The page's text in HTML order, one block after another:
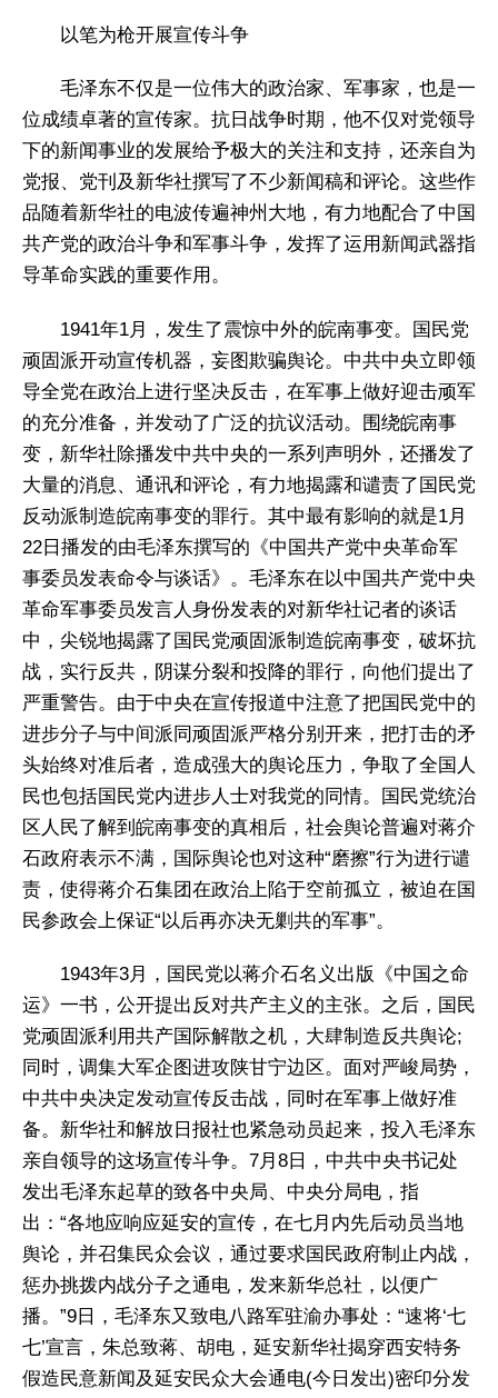
以笔为枪开展宣传斗争
毛泽东不仅是一位伟大的政治家、军事家，也是一
位成绩卓著的宣传家。抗日战争时期，他不仅对党领导
下的新闻事业的发展给予极大的关注和支持，还亲自为
党报、党刊及新华社撰写了不少新闻稿和评论。这些作
品随着新华社的电波传遍神州大地，有力地配合了中国
共产党的政治斗争和军事斗争，发挥了运用新闻武器指
导革命实践的重要作用。
1941年1月，发生了震惊中外的皖南事变。国民党
顽固派开动宣传机器，妄图欺骗舆论。中共中央立即领
导全党在政治上进行坚决反击，在军事上做好迎击顽军
的充分准备，并发动了广泛的抗议活动。围绕皖南事
变，新华社除播发中共中央的一系列声明外，还播发了
大量的消息、通讯和评论，有力地揭露和谴责了国民党
反动派制造皖南事变的罪行。其中最有影响的就是1月
22日播发的由毛泽东撰写的《中国共产党中央革命军
事委员发表命令与谈话》。毛泽东在以中国共产党中央
革命军事委员发言人身份发表的对新华社记者的谈话
中，尖锐地揭露了国民党顽固派制造皖南事变，破坏抗
战，实行反共，阴谋分裂和投降的罪行，向他们提出了
严重警告。由于中央在宣传报道中注意了把国民党中的
进步分子与中间派同顽固派严格分别开来，把打击的矛
头始终对准后者，造成强大的舆论压力，争取了全国人
民也包括国民党内进步人士对我党的同情。国民党统治
区人民了解到皖南事变的真相后，社会舆论普遍对蒋介
石政府表示不满，国际舆论也对这种“磨擦”行为进行谴
责，使得蒋介石集团在政治上陷于空前孤立，被迫在国
民参政会上保证“以后再亦决无剿共的军事”。
1943年3月，国民党以蒋介石名义出版《中国之命
运》一书，公开提出反对共产主义的主张。之后，国民
党顽固派利用共产国际解散之机，大肆制造反共舆论;
同时，调集大军企图进攻陕甘宁边区。面对严峻局势，
中共中央决定发动宣传反击战，同时在军事上做好准
备。新华社和解放日报社也紧急动员起来，投入毛泽东
亲自领导的这场宣传斗争。7月8日，中共中央书记处
发出毛泽东起草的致各中央局、中央分局电，指
出：“各地应响应延安的宣传，在七月内先后动员当地
舆论，并召集民众会议，通过要求国民政府制止内战，
惩办挑拨内战分子之通电，发来新华总社，以便广
播。”9日，毛泽东又致电八路军驻渝办事处：“速将‘七
七’宣言，朱总致蒋、胡电，延安新华社揭穿西安特务
假造民意新闻及延安民众大会通电(今日发出)密印分发